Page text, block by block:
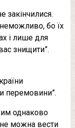
закінчилися.
бо їх
і лише для
знищити”.
перемовини”.
однаково
не можна вести